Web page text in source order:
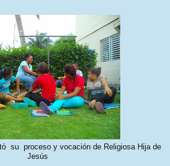
su proceso y vocación de Religiosa Hija de
Jesús